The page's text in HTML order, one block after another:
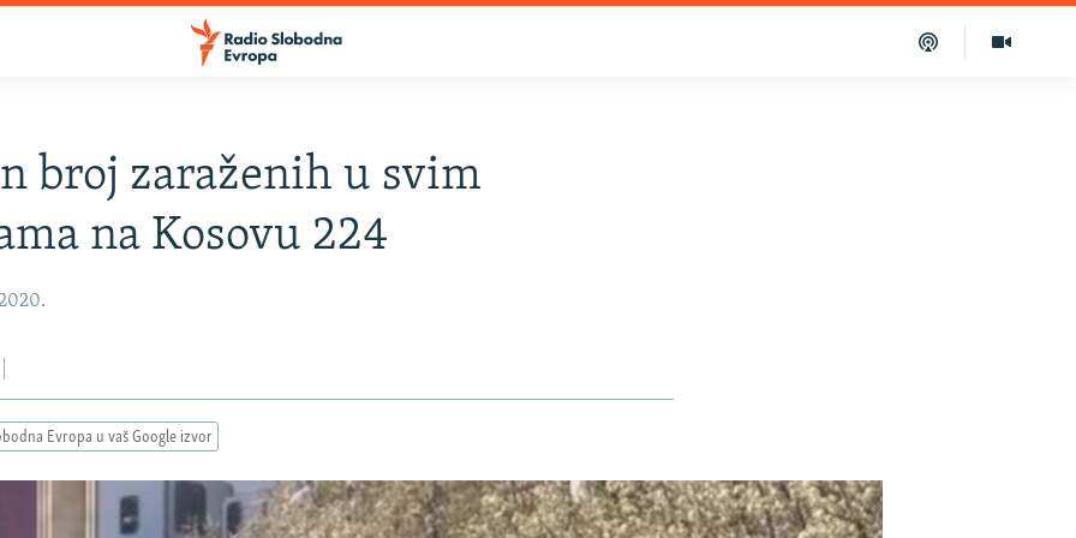
broj zaraženih u svim
na Kosovu 224
Evropa u vaš Google izvor